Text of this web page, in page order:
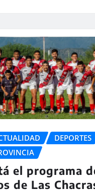
DEPORTES
el programa
de Las